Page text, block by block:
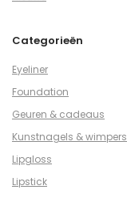
Categorieën
Eyeliner
Foundation
Geuren & cadeaus
Kunstnagels & wimpers
Lipgloss
Lipstick